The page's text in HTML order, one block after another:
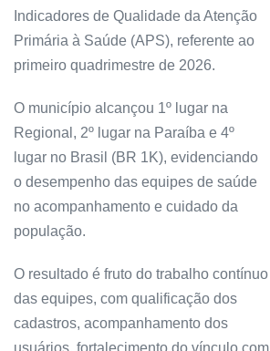
Indicadores de Qualidade da Atenção
Primária à Saúde (APS), referente ao
primeiro quadrimestre de 2026.
O município alcançou 1º lugar na
Regional, 2º lugar na Paraíba e 4º
lugar no Brasil (BR 1K), evidenciando
o desempenho das equipes de saúde
no acompanhamento e cuidado da
população.
O resultado é fruto do trabalho contínuo
das equipes, com qualificação dos
cadastros, acompanhamento dos
usuários, fortalecimento do vínculo com